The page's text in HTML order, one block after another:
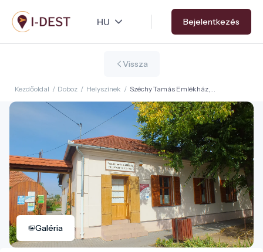
Ugrás
a
tartalomra
Bejelentkezés
Vissza
Kezdőoldal / Doboz / Helyszínek / Széchy Tamás Emlékház,
Helytörténeti Gyűjtemény és
Alkotóház
Galéria